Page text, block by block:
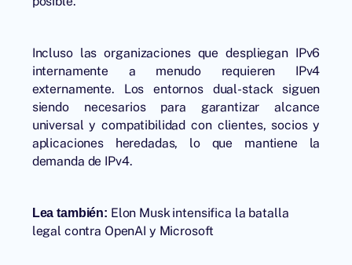
Incluso las organizaciones que despliegan IPv6
internamente a menudo requieren IPv4
externamente. Los entornos dual-stack siguen
siendo necesarios para garantizar alcance
universal y compatibilidad con clientes, socios y
aplicaciones heredadas, lo que mantiene la
demanda de IPv4.
Lea también: Elon Musk intensifica la batalla
legal contra OpenAI y Microsoft